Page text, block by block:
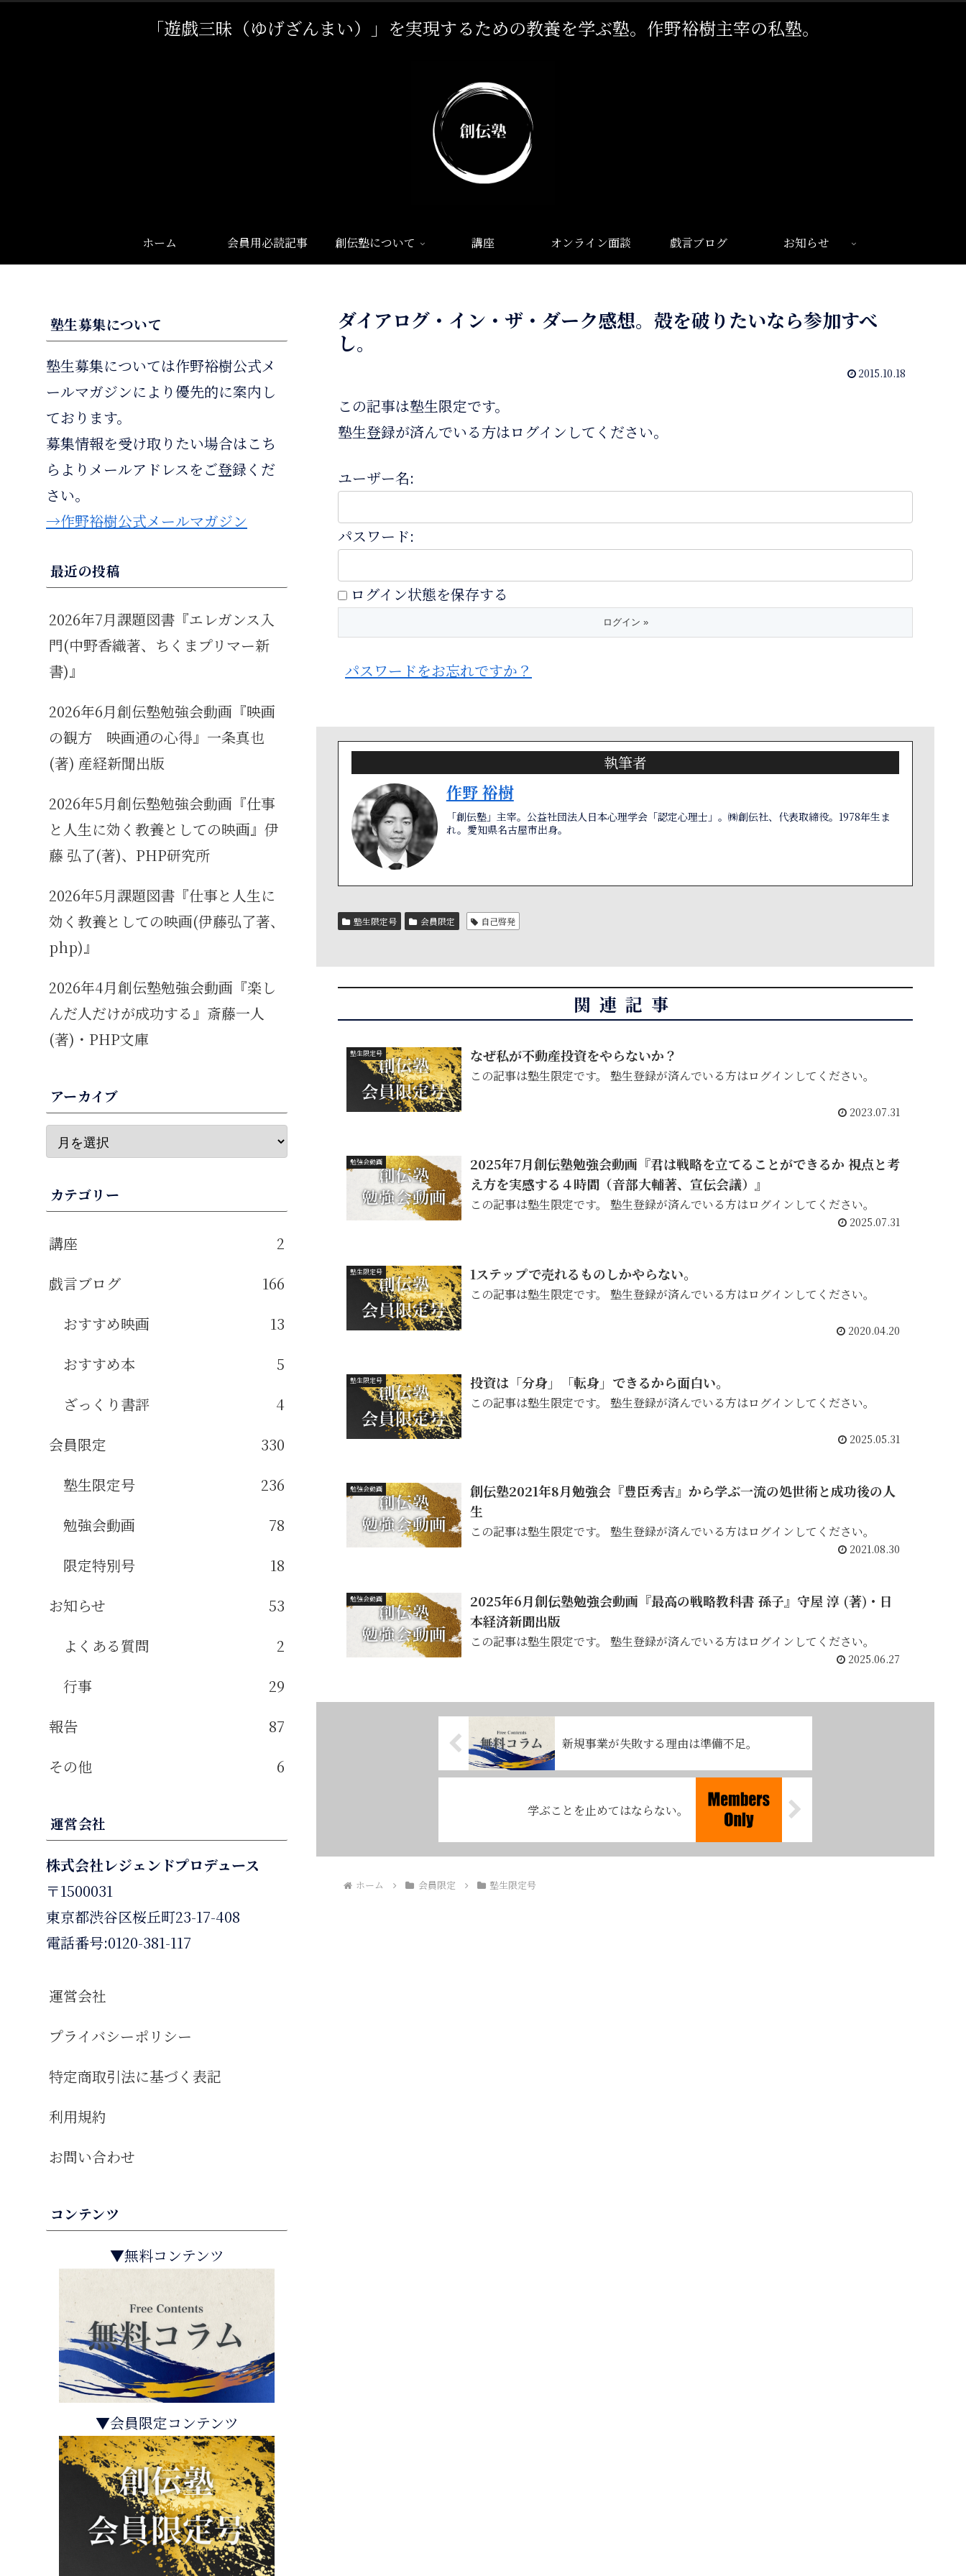
「遊戯三昧（ゆげざんまい）」を実現するための教養を学ぶ塾。作野裕樹主宰の私塾。
ホーム 会員用必読記事 創伝塾について 講座 オンライン面談 戯言ブログ お知らせ
ダイアログ・イン・ザ・ダーク感想。殻を破りたいなら参加すべ
し。
2015.10.18
この記事は塾生限定です。
塾生登録が済んでいる方はログインしてください。
ユーザー名:
パスワード:
ログイン状態を保存する
パスワードをお忘れですか？
執筆者
作野 裕樹
「創伝塾」主宰。公益社団法人日本心理学会「認定心理士」。㈱創伝社、代表取締役。1978年生ま
れ。愛知県名古屋市出身。
塾生限定号 会員限定 自己啓発
関連記事
塾生限定号 なぜ私が不動産投資をやらないか？
この記事は塾生限定です。 塾生登録が済んでいる方はログインしてください。
2023.07.31
勉強会動画
2025年7月創伝塾勉強会動画『君は戦略を立てることができるか 視点と考
え方を実感する４時間（音部大輔著、宣伝会議）』
この記事は塾生限定です。 塾生登録が済んでいる方はログインしてください。
2025.07.31
塾生限定号 1ステップで売れるものしかやらない。
この記事は塾生限定です。 塾生登録が済んでいる方はログインしてください。
2020.04.20
塾生限定号 投資は「分身」「転身」できるから面白い。
この記事は塾生限定です。 塾生登録が済んでいる方はログインしてください。
2025.05.31
勉強会動画
創伝塾2021年8月勉強会『豊臣秀吉』から学ぶ一流の処世術と成功後の人
生
この記事は塾生限定です。 塾生登録が済んでいる方はログインしてください。
2021.08.30
勉強会動画
2025年6月創伝塾勉強会動画『最高の戦略教科書 孫子』守屋 淳 (著)・日
本経済新聞出版
この記事は塾生限定です。 塾生登録が済んでいる方はログインしてください。
2025.06.27
新規事業が失敗する理由は準備不足。
学ぶことを止めてはならない。
ホーム 会員限定 塾生限定号
塾生募集について
塾生募集については作野裕樹公式メ
ールマガジンにより優先的に案内し
ております。
募集情報を受け取りたい場合はこち
らよりメールアドレスをご登録くだ
さい。
→作野裕樹公式メールマガジン
最近の投稿
2026年7月課題図書『エレガンス入
門(中野香織著、ちくまプリマー新
書)』
2026年6月創伝塾勉強会動画『映画
の観方 映画通の心得』一条真也
(著) 産経新聞出版
2026年5月創伝塾勉強会動画『仕事
と人生に効く教養としての映画』伊
藤 弘了(著)、PHP研究所
2026年5月課題図書『仕事と人生に
効く教養としての映画(伊藤弘了著、
php)』
2026年4月創伝塾勉強会動画『楽し
んだ人だけが成功する』斎藤一人
(著)・PHP文庫
アーカイブ
カテゴリー
講座
2
戯言ブログ
166
おすすめ映画
13
おすすめ本
5
ざっくり書評
4
会員限定
330
塾生限定号
236
勉強会動画
78
限定特別号
18
お知らせ
53
よくある質問
2
行事
29
報告
87
その他
6
運営会社
株式会社レジェンドプロデュース
〒1500031
東京都渋谷区桜丘町23-17-408
電話番号:0120-381-117
運営会社
プライバシーポリシー
特定商取引法に基づく表記
利用規約
お問い合わせ
コンテンツ
▼無料コンテンツ
▼会員限定コンテンツ